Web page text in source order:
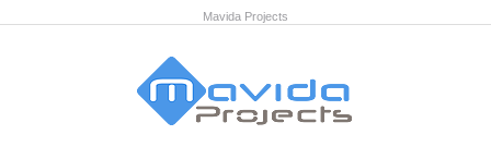
Mavida Projects